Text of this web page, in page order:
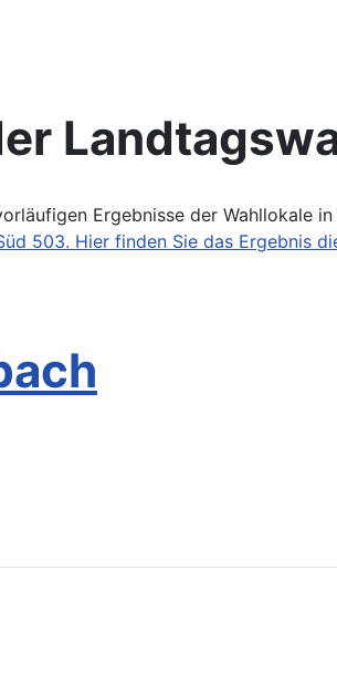
Ergebnisse der Wahllokale
503. Hier finden Sie das Ergebnis